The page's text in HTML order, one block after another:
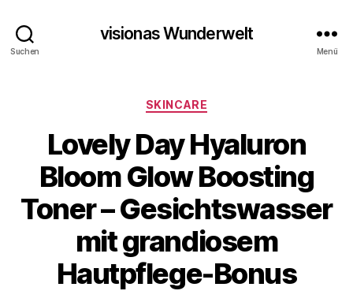
Suchen
visionas Wunderwelt
Menü
Kategorien
SKINCARE
Lovely Day Hyaluron
Bloom Glow Boosting
Toner – Gesichtswasser
mit grandiosem
Hautpflege-Bonus